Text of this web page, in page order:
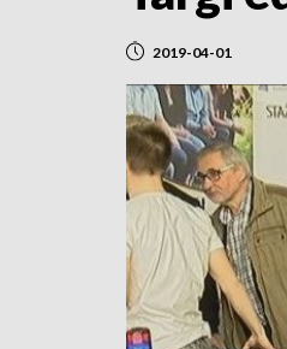
2019-04-01